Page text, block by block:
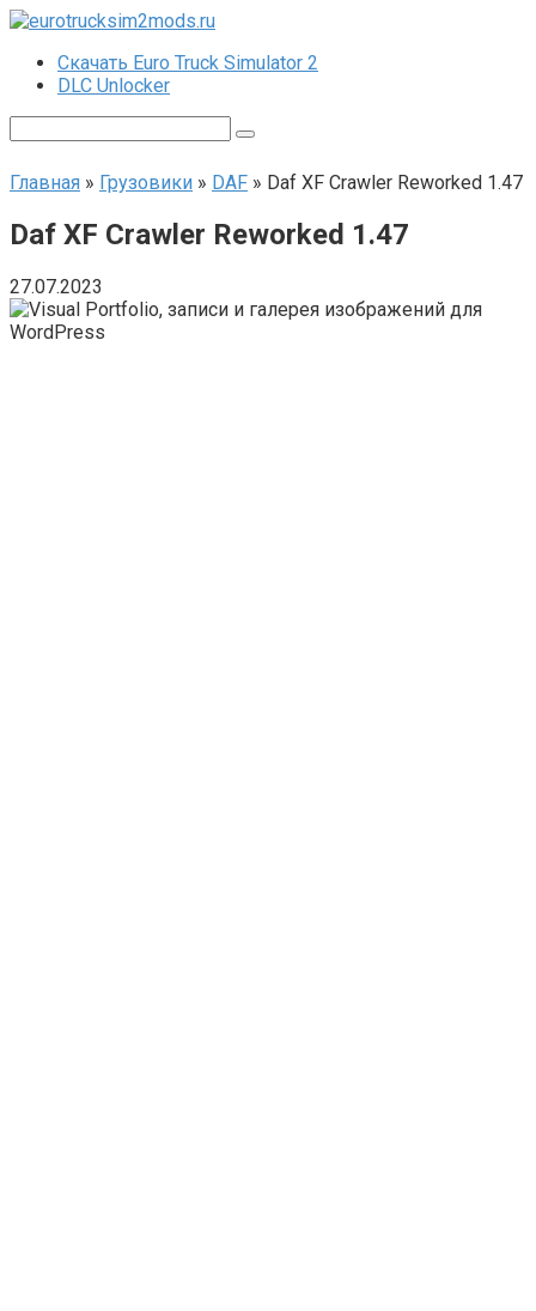
Перейти
контентуСкачать Euro Truck Simulator 2
DLC Unlocker
Главная » Грузовики » DAF » Daf XF Crawler Reworked 1.47
Daf XF Crawler Reworked 1.47
27.07.2023